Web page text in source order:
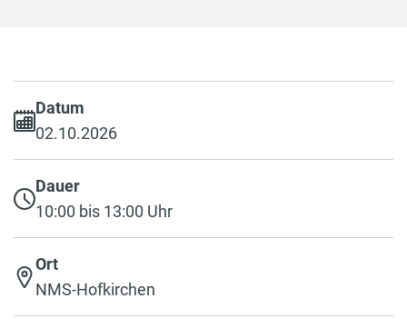
Datum
02.10.2026
Dauer
10:00 bis 13:00 Uhr
Ort
NMS-Hofkirchen